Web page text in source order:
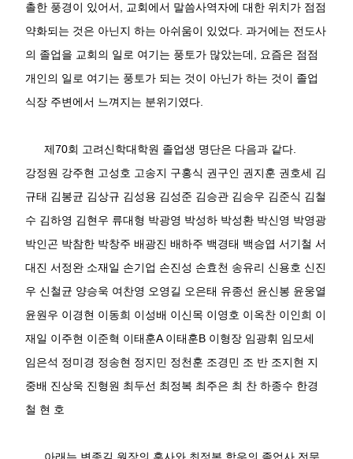
촐한 풍경이 있어서
교회에서 말씀사역자에 대한 위치가 점점
약화되는 것은 아닌지 하는 아쉬움이 있었다 과거에는 전도사
의 졸업을 교회의 일로 여기는 풍토가 많았는데
요즘은 점점
개인의 일로 여기는 풍토가 되는 것이 아닌가 하는 것이 졸업
식장 주변에서 느껴지는 분위기였다
제70회 고려신학대학원 졸업생 명단은 다음과 같다
강정원 강주현 고성호 고송지 구홍식 권구인 권지훈 권호세 김
규태 김봉균 김상규 김성용 김성준 김승관 김승우 김준식 김철
수 김하영 김현우 류대형 박광영 박성하 박성환 박신영 박영광
박인곤 박참한 박창주 배광진 배하주 백경태 백승엽 서기철 서
대진 서정완 소재일 손기업 손진성 손효천 송유리 신용호 신진
우 신철균 양승욱 여찬영 오영길 오은태 유종선 윤신봉 윤웅열
윤원우 이경현 이동희 이성배 이신목 이영호 이옥찬 이인희 이
재일 이주현 이준혁 이태훈A 이태훈B 이형장 임광휘 임모세
임은석 정미경 정송현 정지민 정천훈 조경민 조 반 조지현 지
중배 진상욱 진형원 최두선 최정복 최주은 최 찬 하종수 한경
철 현 호